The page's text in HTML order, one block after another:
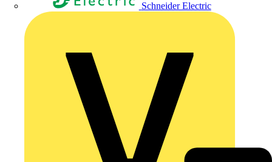
Schneider Electric